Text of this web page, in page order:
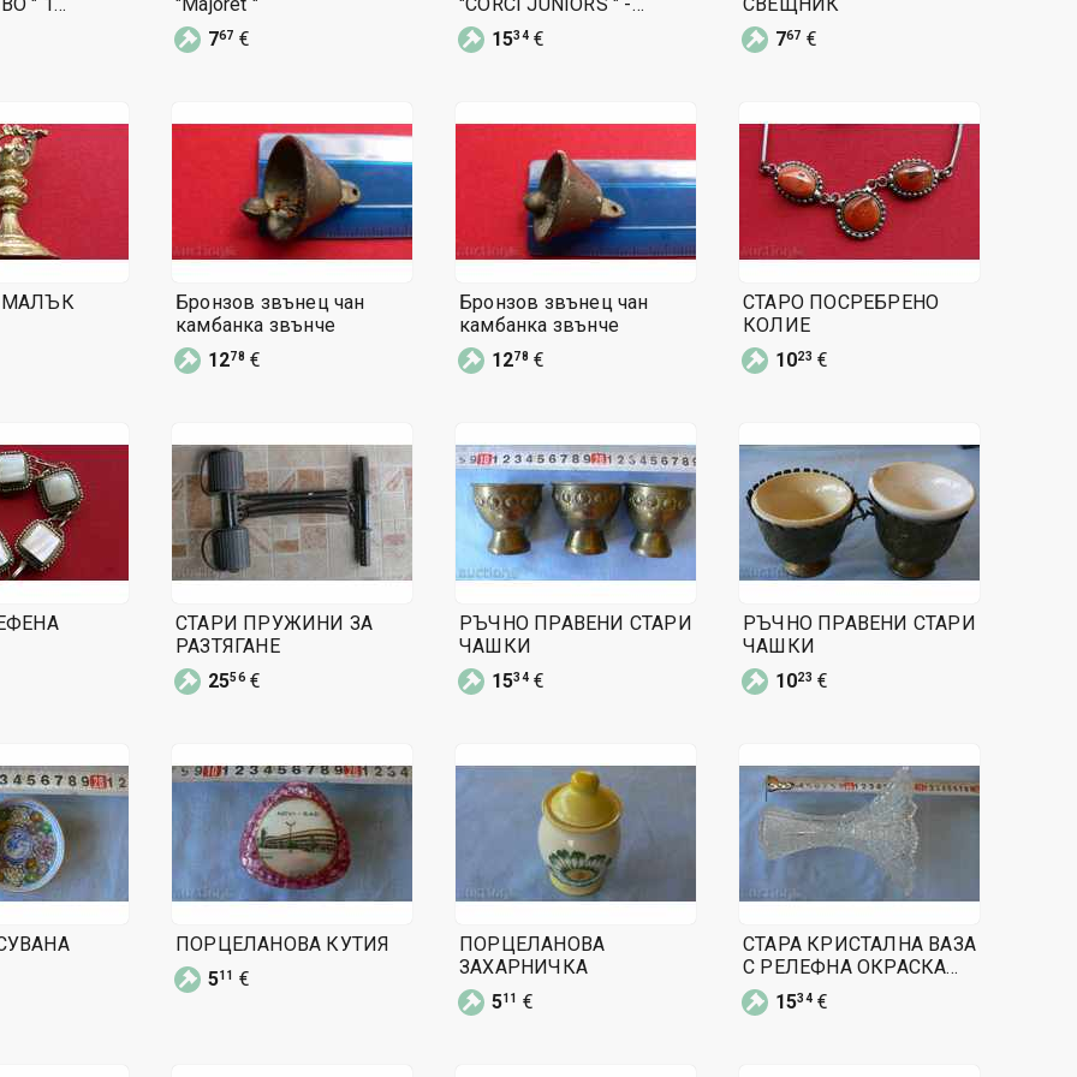
767 €
DAIMLER SCOT CAR
1534€
767 €
МАЛЪК
Бронзов звънец чан
камбанка звънче
1278 €
Бронзов звънец чан
камбанка звънче
1278 €
СТАРО ПОСРЕБРЕНО
КОЛИЕ
1023 €
СТАРИ ПРУЖИНИ ЗА
РАЗТЯГАНЕ
2556€
РЪЧНО ПРАВЕНИ СТАРИ
ЧАШКИ
1534€
РЪЧНО ПРАВЕНИ СТАРИ
ЧАШКИ
1023 €
ПОРЦЕЛАНОВА КУТИЯ
511 €
ПОРЦЕЛАНОВА
ЗАХАРНИЧКА
511 €
СТАРА КРИСТАЛНА ВАЗА
С РЕЛЕФНА ОКРАСКА
ГРАВИРАНА ЕЛЕГАНТНА
1534€